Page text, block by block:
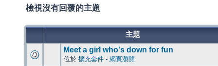
檢視沒有回覆的主題
主題
Meet a girl who's down for fun
位於 擴充套件 - 網頁瀏覽